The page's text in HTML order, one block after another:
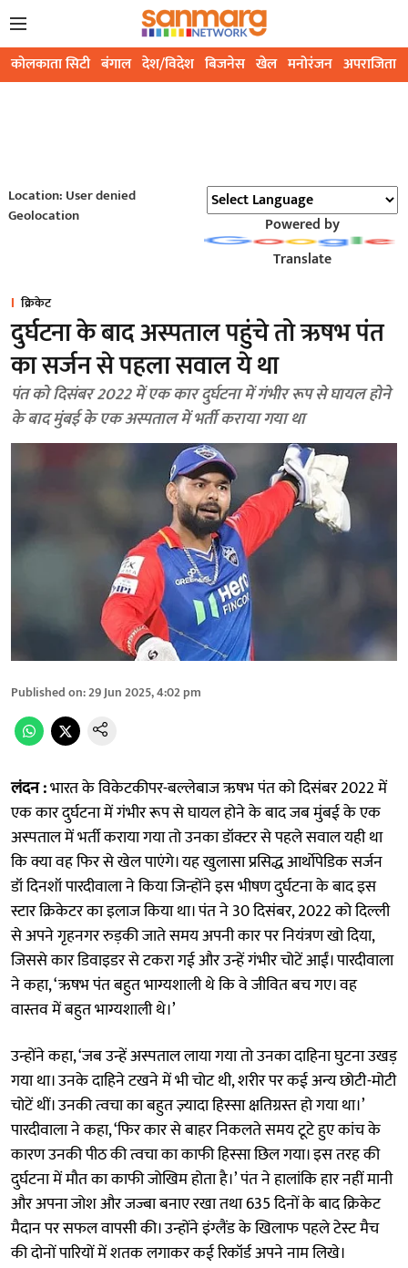
कोलकाता सिटी बंगाल देश/विदेश बिजनेस खेल मनोरंजन अपराजिता
Location: User denied
Geolocation
Powered by
Translate
क्रिकेट
दुर्घटना के बाद अस्पताल पहुंचे तो ऋषभ पंत
का सर्जन से पहला सवाल ये था
पंत को दिसंबर 2022 में एक कार दुर्घटना में गंभीर रूप से घायल होने
के बाद मुंबई के एक अस्पताल में भर्ती कराया गया था
Published on:29 Jun 2025, 4:02 pm
लंदन :भारत के विकेटकीपर-बल्लेबाज ऋषभ पंत को दिसंबर 2022 में
एक कार दुर्घटना में गंभीर रूप से घायल होने के बाद जब मुंबई के एक
अस्पताल में भर्ती कराया गया तो उनका डॉक्टर से पहले सवाल यही था
कि क्या वह फिर से खेल पाएंगे। यह खुलासा प्रसिद्ध आर्थोपेडिक सर्जन
डॉ दिनशॉ पारदीवाला ने किया जिन्होंने इस भीषण दुर्घटना के बाद इस
स्टार क्रिकेटर का इलाज किया था। पंत ने 30 दिसंबर, 2022 को दिल्ली
से अपने गृहनगर रुड़की जाते समय अपनी कार पर नियंत्रण खो दिया,
जिससे कार डिवाइडर से टकरा गई और उन्हें गंभीर चोटें आईं। पारदीवाला
ने कहा, ‘ऋषभ पंत बहुत भाग्यशाली थे कि वे जीवित बच गए। वह
वास्तव में बहुत भाग्यशाली थे।’
उन्होंने कहा, ‘जब उन्हें अस्पताल लाया गया तो उनका दाहिना घुटना उखड़
गया था। उनके दाहिने टखने में भी चोट थी, शरीर पर कई अन्य छोटी-मोटी
चोटें थीं। उनकी त्वचा का बहुत ज़्यादा हिस्सा क्षतिग्रस्त हो गया था।’
पारदीवाला ने कहा, ‘फिर कार से बाहर निकलते समय टूटे हुए कांच के
कारण उनकी पीठ की त्वचा का काफी हिस्सा छिल गया। इस तरह की
दुर्घटना में मौत का काफी जोखिम होता है।’ पंत ने हालांकि हार नहीं मानी
और अपना जोश और जज्बा बनाए रखा तथा 635 दिनों के बाद क्रिकेट
मैदान पर सफल वापसी की। उन्होंने इंग्लैंड के खिलाफ पहले टेस्ट मैच
की दोनों पारियों में शतक लगाकर कई रिकॉर्ड अपने नाम लिखे।